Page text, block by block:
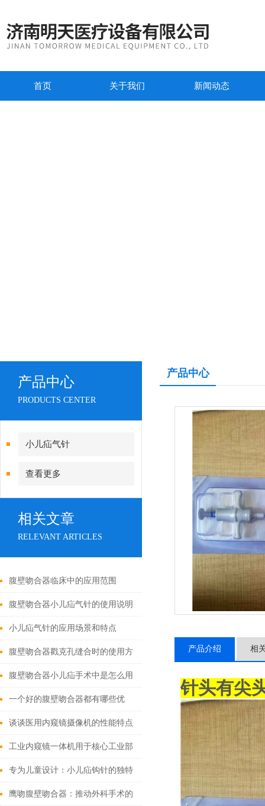
首页 关于我们 新闻动态
产品中心
PRODUCTS CENTER
小儿疝气针
查看更多
相关文章
RELEVANT ARTICLES
腹壁吻合器临床中的应用范围
腹壁吻合器小儿疝气针的使用说明
小儿疝气针的应用场景和特点
腹壁吻合器戳克孔缝合时的使用方
法
腹壁吻合器小儿疝手术中是怎么用
的
一个好的腹壁吻合器都有哪些优
点？
谈谈医用内窥镜摄像机的性能特点
和使用注意事项
工业内窥镜一体机用于核心工业部
门无损检测
专为儿童设计：小儿疝钩针的独特
之处
鹰吻腹壁吻合器：推动外科手术的
产品中心
产品介绍 相
针头有尖